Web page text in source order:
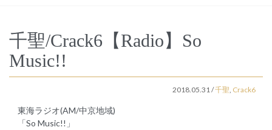
千聖/Crack6【Radio】So
Music!!
2018.05.31/千聖, Crack6
東海ラジオ(AM/中京地域)
「So Music!!」